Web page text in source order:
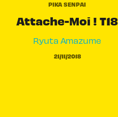
PIKA SENPAI
Attache-Moi ! T18
Ryuta Amazume
21/11/2018